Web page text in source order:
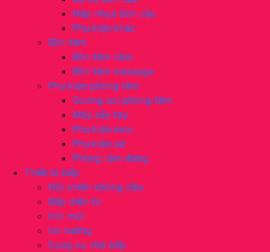
Nắp nhựa bồn cầu
Phụ kiện khác
Bồn tắm
Bồn tắm nằm
Bồn tắm massage
Phụ kiện phòng tắm
Gương soi phòng tắm
Máy sấy tay
Phụ kiện inox
Phụ kiện sứ
Phòng tắm đứng
Thiết bị bếp
Nồi chiên không dầu
Bếp điện từ
Hút mùi
Lò nướng
Dụng cụ nhà bếp